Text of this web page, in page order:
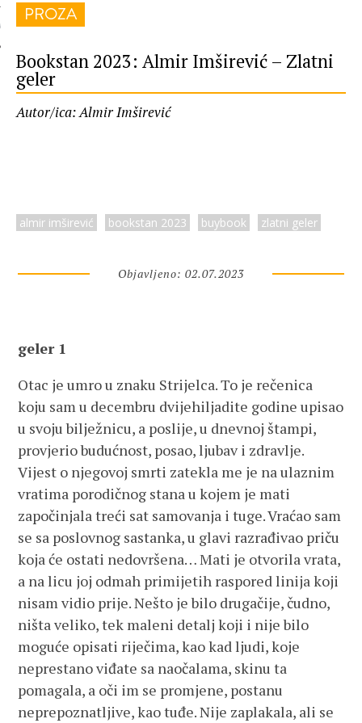
PROZA
Bookstan 2023: Almir Imširević – Zlatni
geler
Autor/ica: Almir Imširević
almir imširević bookstan 2023 buybook zlatni geler
Objavljeno: 02.07.2023
geler 1
Otac je umro u znaku Strijelca. To je rečenica
koju sam u decembru dvijehiljadite godine upisao
u svoju bilježnicu, a poslije, u dnevnoj štampi,
provjerio budućnost, posao, ljubav i zdravlje.
Vijest o njegovoj smrti zatekla me je na ulaznim
vratima porodičnog stana u kojem je mati
započinjala treći sat samovanja i tuge. Vraćao sam
se sa poslovnog sastanka, u glavi razrađivao priču
koja će ostati nedovršena… Mati je otvorila vrata,
a na licu joj odmah primijetih raspored linija koji
nisam vidio prije. Nešto je bilo drugačije, čudno,
ništa veliko, tek maleni detalj koji i nije bilo
moguće opisati riječima, kao kad ljudi, koje
neprestano viđate sa naočalama, skinu ta
pomagala, a oči im se promjene, postanu
neprepoznatljive, kao tuđe. Nije zaplakala, ali se